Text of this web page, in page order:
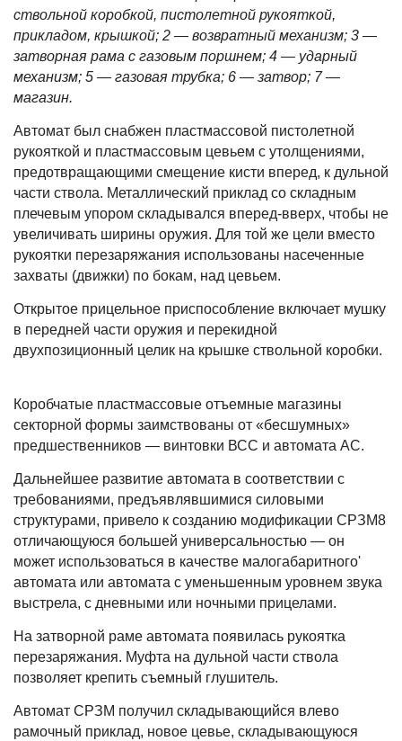
ствольной коробкой, пистолетной рукояткой,
прикладом, крышкой; 2 — возвратный механизм; 3 —
затворная рама с газовым поршнем; 4 — ударный
механизм; 5 — газовая трубка; 6 — затвор; 7 —
магазин.
Автомат был снабжен пластмассовой пистолетной
рукояткой и пластмассовым цевьем с утолщениями,
предотвращающими смещение кисти вперед, к дульной
части ствола. Металлический приклад со складным
плечевым упором складывался вперед-вверх, чтобы не
увеличивать ширины оружия. Для той же цели вместо
рукоятки перезаряжания использованы насеченные
захваты (движки) по бокам, над цевьем.
Открытое прицельное приспособление включает мушку
в передней части оружия и перекидной
двухпозиционный целик на крышке ствольной коробки.
Коробчатые пластмассовые отъемные магазины
секторной формы заимствованы от «бесшумных»
предшественников — винтовки ВСС и автомата АС.
Дальнейшее развитие автомата в соответствии с
требованиями, предъявлявшимися силовыми
структурами, привело к созданию модификации СРЗМ8
отличающуюся большей универсальностью — он
может использоваться в качестве малогабаритного'
автомата или автомата с уменьшенным уровнем звука
выстрела, с дневными или ночными прицелами.
На затворной раме автомата появилась рукоятка
перезаряжания. Муфта на дульной части ствола
позволяет крепить съемный глушитель.
Автомат СРЗМ получил складывающийся влево
рамочный приклад, новое цевье, складывающуюся